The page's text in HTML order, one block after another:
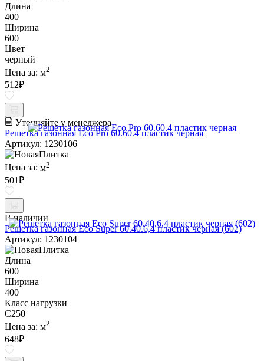
Длина
400
Ширина
600
Цвет
черный
Цена за: м2
512₽
Уточняйте у менеджера
Решетка газонная Eco Pro 60.60.4 пластик черная
Артикул: 1230106
Цена за: м2
501₽
В наличии
Решетка газонная Eco Super 60.40.6,4 пластик черная (602)
Артикул: 1230104
Длина
600
Ширина
400
Класс нагрузки
C250
Цена за: м2
648₽